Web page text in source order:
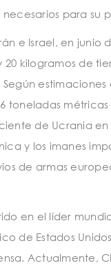
para su
e Israel, en
kilogramos de
toneladas
de Ucrania
y los imanes
de armas
en el líder
de Estados
Actualmente,